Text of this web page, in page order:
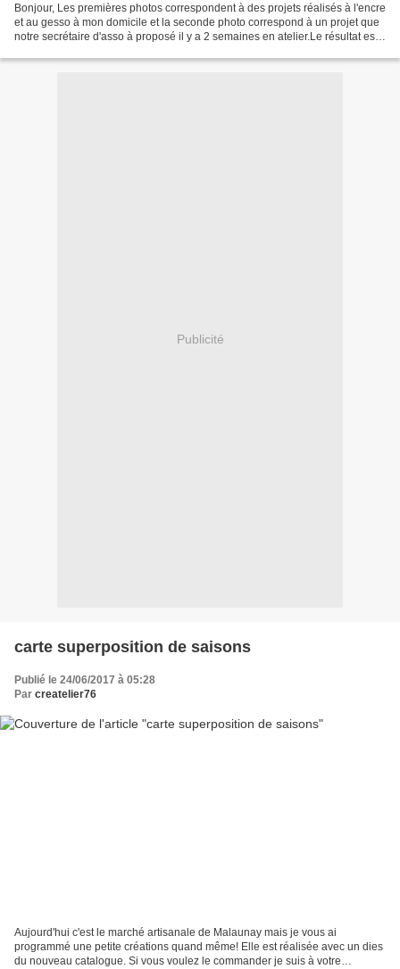
Bonjour, Les premières photos correspondent à des projets réalisés à l'encre
et au gesso à mon domicile et la seconde photo correspond à un projet que
notre secrétaire d'asso à proposé il y a 2 semaines en atelier.Le résultat est
Publicité
carte superposition de saisons
Publié le 24/06/2017 à 05:28
Par createlier76
Aujourd'hui c'est le marché artisanale de Malaunay mais je vous ai
programmé une petite créations quand même! Elle est réalisée avec un dies
du nouveau catalogue. Si vous voulez le commander je suis à votre